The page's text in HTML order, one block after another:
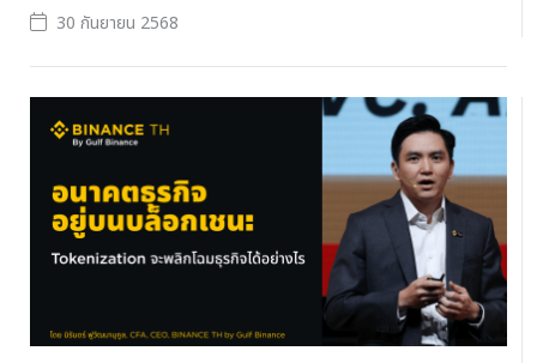
30 กันยายน 2568